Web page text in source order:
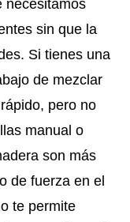
necesitamos
sin que la
Si tienes una
de mezclar
pero no
manual o
son más
de fuerza en el
te permite